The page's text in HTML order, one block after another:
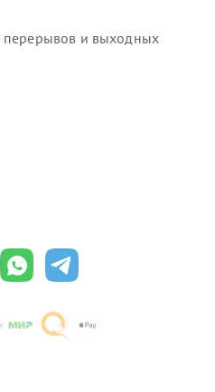
и выходных